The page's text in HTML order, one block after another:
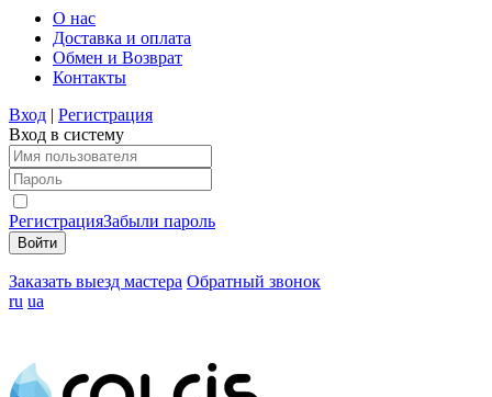
О нас
Доставка и оплата
Обмен и Возврат
Контакты
Вход | Регистрация
Вход в систему
РегистрацияЗабыли пароль
Заказать выезд мастера Обратный звонок
ru ua